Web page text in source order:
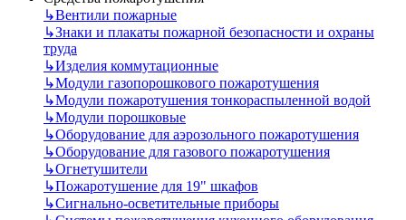
↳Вентили пожарные
↳Знаки и плакаты пожарной безопасности и охраны
труда
↳Изделия коммутационные
↳Модули газопорошкового пожаротушения
↳Модули пожаротушения тонкораспыленной водой
↳Модули порошковые
↳Оборудование для аэрозольного пожаротушения
↳Оборудование для газового пожаротушения
↳Огнетушители
↳Пожаротушение для 19" шкафов
↳Сигнально-осветительные приборы